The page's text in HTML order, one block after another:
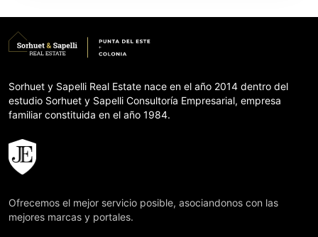
Sorhuet y Sapelli Real Estate nace en el año 2014 dentro del
estudio Sorhuet y Sapelli Consultoría Empresarial, empresa
familiar constituida en el año 1984.
Ofrecemos el mejor servicio posible, asociandonos con las
mejores marcas y portales.